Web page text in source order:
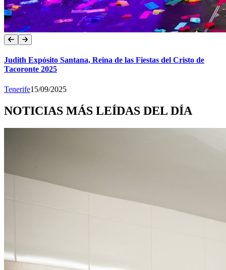
Judith Expósito Santana, Reina de las Fiestas del Cristo de
Tacoronte 2025
Tenerife15/09/2025
NOTICIAS MÁS LEÍDAS DEL DÍA